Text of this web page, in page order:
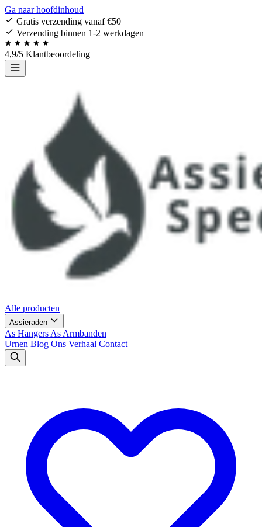
Ga naar hoofdinhoud
Gratis verzending vanaf €50
Verzending binnen 1-2 werkdagen
4,9/5 Klantbeoordeling
Alle producten
Assieraden
As Hangers As Armbanden
Urnen Blog Ons Verhaal Contact